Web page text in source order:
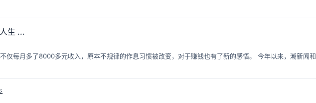
生 ...
每月多了8000多元收入，原本不规律的作息习惯被改变，对于赚钱也有了新的感悟。 今年以来，潮新闻和